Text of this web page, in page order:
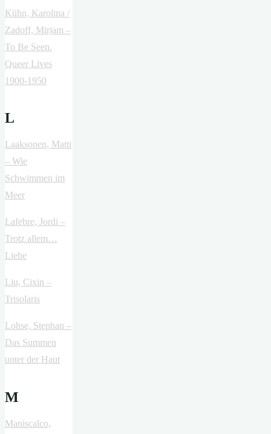
Kühn, Karolina /
Zadoff, Mirjam –
To Be Seen.
Queer Lives
1900-1950
L
Laaksonen, Matti
– Wie
Schwimmen im
Meer
Lafebre, Jordi –
Trotz allem…
Liebe
Liu, Cixin –
Trisolaris
Lohse, Stephan –
Das Summen
unter der Haut
M
Maniscalco,